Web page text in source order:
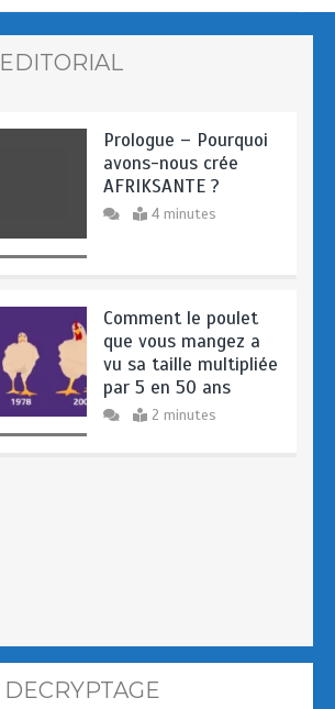
EDITORIAL
Prologue – Pourquoi
avons-nous crée
AFRIKSANTE ?
4 minutes
Comment le poulet
que vous mangez a
vu sa taille multipliée
par 5 en 50 ans
2 minutes
DECRYPTAGE